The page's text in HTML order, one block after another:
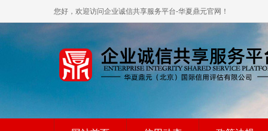
您好，欢迎访问企业诚信共享服务平台-华夏鼎元官网！